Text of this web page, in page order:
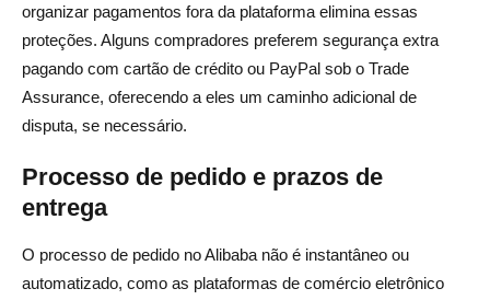
organizar pagamentos fora da plataforma elimina essas
proteções. Alguns compradores preferem segurança extra
pagando com cartão de crédito ou PayPal sob o Trade
Assurance, oferecendo a eles um caminho adicional de
disputa, se necessário.
Processo de pedido e prazos de
entrega
O processo de pedido no Alibaba não é instantâneo ou
automatizado, como as plataformas de comércio eletrônico